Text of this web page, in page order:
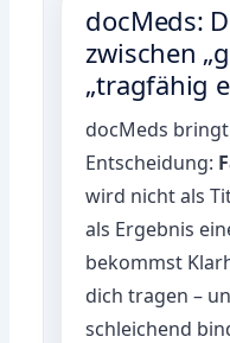
docMeds:
zwischen
„tragfähig
docMeds
Entscheidung:
wird nicht als
als Ergebnis
bekommst
dich tragen –
schleichend